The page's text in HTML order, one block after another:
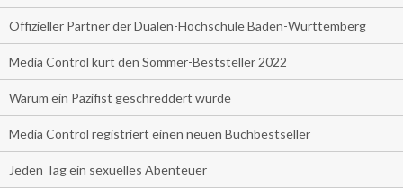
Offizieller Partner der Dualen-Hochschule Baden-Württemberg
Media Control kürt den Sommer-Beststeller 2022
Warum ein Pazifist geschreddert wurde
Media Control registriert einen neuen Buchbestseller
Jeden Tag ein sexuelles Abenteuer